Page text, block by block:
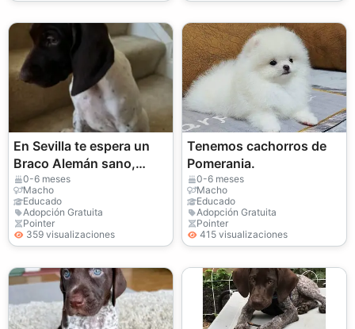
En Sevilla te espera un
Braco Alemán sano,
sociable y listo para
compartir momentos
inolvidables
0-6 meses
Macho
Educado
Adopción Gratuita
Pointer
359 visualizaciones
Tenemos cachorros de
Pomerania.
0-6 meses
Macho
Educado
Adopción Gratuita
Pointer
415 visualizaciones